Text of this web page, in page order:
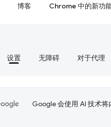
博客 Chrome 中的新功
设置 无障碍 对于代理
Google 会使用 AI 技术